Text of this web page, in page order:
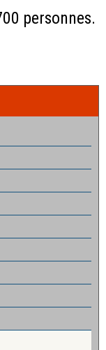
personnes.